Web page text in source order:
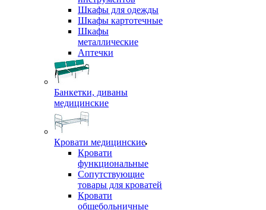
Шкафы для одежды
Шкафы картотечные
Шкафы
металлические
Аптечки
Банкетки, диваны
медицинские
Кровати медицинские
Кровати
функциональные
Сопутствующие
товары для кроватей
Кровати
общебольничные